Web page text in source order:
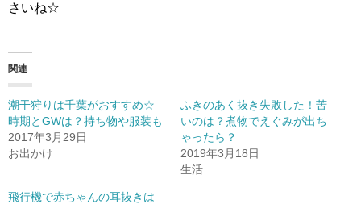
さいね☆
関連
潮干狩りは千葉がおすすめ☆
時期とGWは？持ち物や服装も
2017年3月29日
お出かけ
ふきのあく抜き失敗した！苦
いのは？煮物でえぐみが出ち
ゃったら？
2019年3月18日
生活
飛行機で赤ちゃんの耳抜きは